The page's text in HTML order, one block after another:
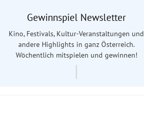
Gewinnspiel Newsletter
Kino, Festivals, Kultur-Veranstaltungen und
andere Highlights in ganz Österreich.
Wöchentlich mitspielen und gewinnen!